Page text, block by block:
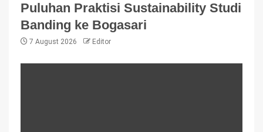
Puluhan Praktisi Sustainability Studi
Banding ke Bogasari
7 August 2026 Editor